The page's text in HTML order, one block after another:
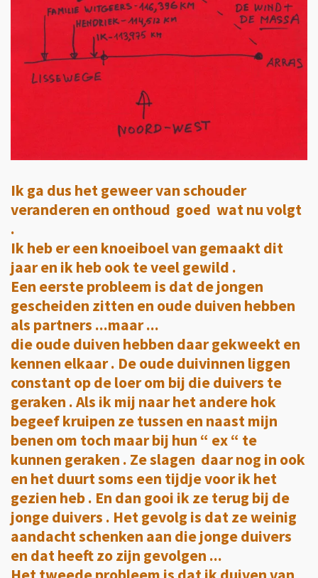
Ik ga dus het geweer van schouder
veranderen en onthoud goed wat nu volgt
.
Ik heb er een knoeiboel van gemaakt dit
jaar en ik heb ook te veel gewild .
Een eerste probleem is dat de jongen
gescheiden zitten en oude duiven hebben
als partners ...maar ...
die oude duiven hebben daar gekweekt en
kennen elkaar . De oude duivinnen liggen
constant op de loer om bij die duivers te
geraken . Als ik mij naar het andere hok
begeef kruipen ze tussen en naast mijn
benen om toch maar bij hun “ ex “ te
kunnen geraken . Ze slagen daar nog in ook
en het duurt soms een tijdje voor ik het
gezien heb . En dan gooi ik ze terug bij de
jonge duivers . Het gevolg is dat ze weinig
aandacht schenken aan die jonge duivers
en dat heeft zo zijn gevolgen ...